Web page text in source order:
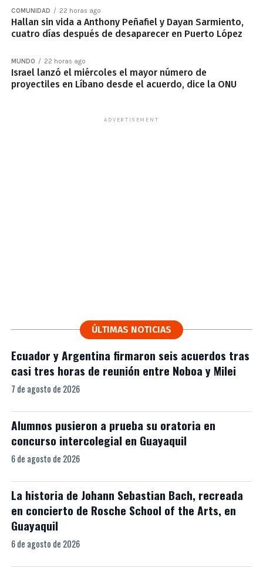
COMUNIDAD 22 horas ago
Hallan sin vida a Anthony Peñafiel y Dayan Sarmiento,
cuatro días después de desaparecer en Puerto López
MUNDO 22 horas ago
Israel lanzó el miércoles el mayor número de
proyectiles en Líbano desde el acuerdo, dice la ONU
ADVERTISEMENT
ÚLTIMAS NOTICIAS
Ecuador y Argentina firmaron seis acuerdos tras
casi tres horas de reunión entre Noboa y Milei
7 de agosto de 2026
Alumnos pusieron a prueba su oratoria en
concurso intercolegial en Guayaquil
6 de agosto de 2026
La historia de Johann Sebastian Bach, recreada
en concierto de Rosche School of the Arts, en
Guayaquil
6 de agosto de 2026